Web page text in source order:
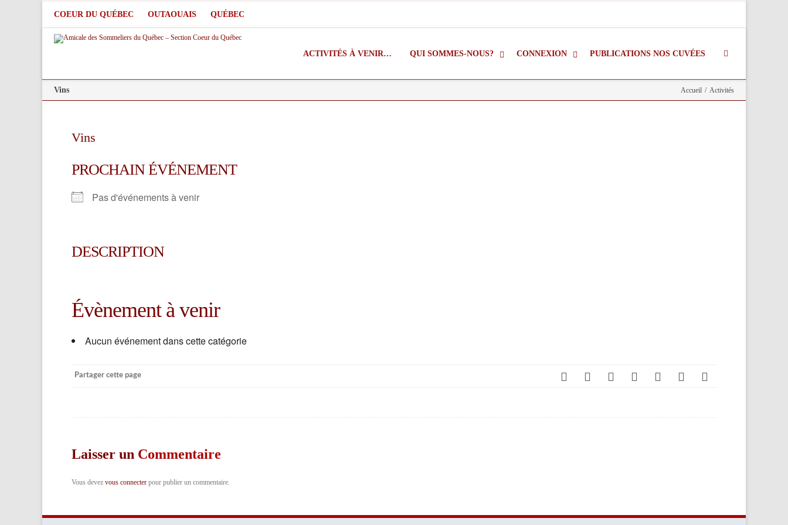
COEUR DU QUÉBEC OUTAOUAIS QUÉBEC
ACTIVITÉS À VENIR… QUI SOMMES-NOUS? CONNEXION PUBLICATIONS NOS CUVÉES
Vins Accueil / Activités
Vins
PROCHAIN ÉVÉNEMENT
Pas d'événements à venir
DESCRIPTION
Évènement à venir
Aucun événement dans cette catégorie
Partager cette page
Laisser un Commentaire
Vous devez vous connecter pour publier un commentaire.